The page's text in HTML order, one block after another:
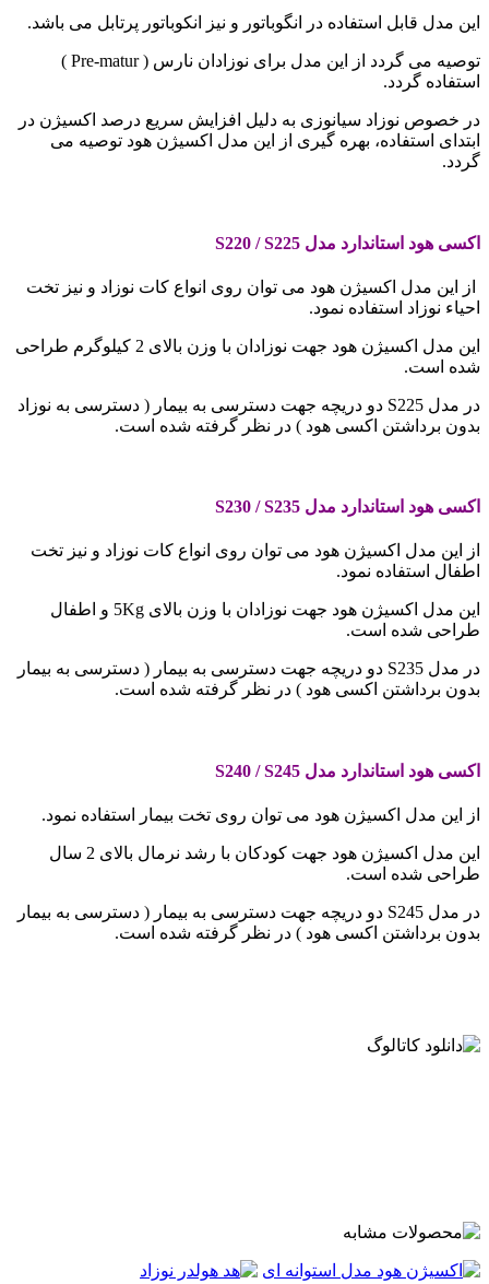
این مدل قابل استفاده در انگوباتور و نیز انکوباتور پرتابل می باشد.
توصیه می گردد از این مدل برای نوزادان نارس ( Pre-matur )
استفاده گردد.
در خصوص نوزاد سیانوزی به دلیل افزایش سریع درصد اکسیژن در
ابتدای استفاده، بهره گیری از این مدل اکسیژن هود توصیه می
گردد.
اکسی هود استاندارد مدل S220 / S225
از این مدل اکسیژن هود می توان روی انواع کات نوزاد و نیز تخت
احیاء نوزاد استفاده نمود.
این مدل اکسیژن هود جهت نوزادان با وزن بالای 2 کیلوگرم طراحی
شده است.
در مدل S225 دو دریچه جهت دسترسی به بیمار ( دسترسی به نوزاد
بدون برداشتن اکسی هود ) در نظر گرفته شده است.
اکسی هود استاندارد مدل S230 / S235
از این مدل اکسیژن هود می توان روی انواع کات نوزاد و نیز تخت
اطفال استفاده نمود.
این مدل اکسیژن هود جهت نوزادان با وزن بالای 5Kg و اطفال
طراحی شده است.
در مدل S235 دو دریچه جهت دسترسی به بیمار ( دسترسی به بیمار
بدون برداشتن اکسی هود ) در نظر گرفته شده است.
اکسی هود استاندارد مدل S240 / S245
از این مدل اکسیژن هود می توان روی تخت بیمار استفاده نمود.
این مدل اکسیژن هود جهت کودکان با رشد نرمال بالای 2 سال
طراحی شده است.
در مدل S245 دو دریچه جهت دسترسی به بیمار ( دسترسی به بیمار
بدون برداشتن اکسی هود ) در نظر گرفته شده است.